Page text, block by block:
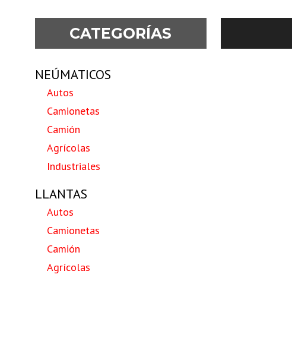
CATEGORÍAS
NEÚMATICOS
Autos
Camionetas
Camión
Agrícolas
Industriales
LLANTAS
Autos
Camionetas
Camión
Agrícolas